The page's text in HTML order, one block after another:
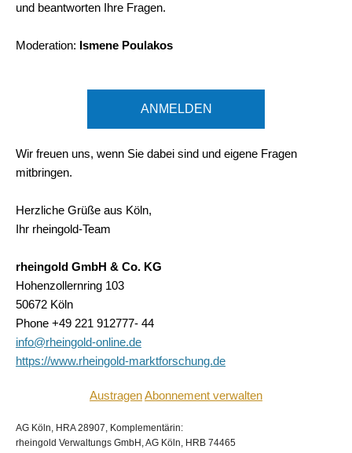
und beantworten Ihre Fragen.
Moderation: Ismene Poulakos
ANMELDEN
Wir freuen uns, wenn Sie dabei sind und eigene Fragen
mitbringen.
Herzliche Grüße aus Köln,
Ihr rheingold-Team
rheingold GmbH & Co. KG
Hohenzollernring 103
50672 Köln
Phone +49 221 912777- 44
info@rheingold-online.de
https://www.rheingold-marktforschung.de
AustragenAbonnement verwalten
AG Köln, HRA 28907, Komplementärin:
rheingold Verwaltungs GmbH, AG Köln, HRB 74465